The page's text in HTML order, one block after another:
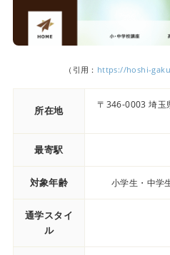
（引用： https://hoshi-
所在地
〒346-0003 埼玉
最寄駅
対象年齢 小学生・中学
通学スタイ
ル